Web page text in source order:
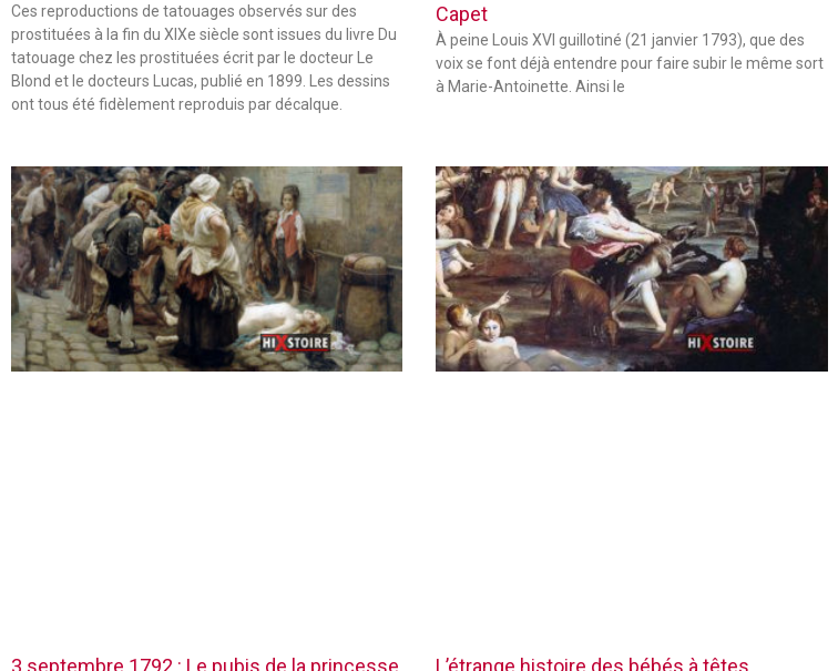
Ces reproductions de tatouages observés sur des
prostituées à la fin du XIXe siècle sont issues du livre Du
tatouage chez les prostituées écrit par le docteur Le
Blond et le docteurs Lucas, publié en 1899. Les dessins
ont tous été fidèlement reproduis par décalque.
Capet
À peine Louis XVI guillotiné (21 janvier 1793), que des
voix se font déjà entendre pour faire subir le même sort
à Marie-Antoinette. Ainsi le
3 septembre 1792 : Le pubis de la princesse L’étrange histoire des bébés à têtes